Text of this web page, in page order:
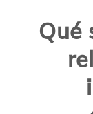
Qué